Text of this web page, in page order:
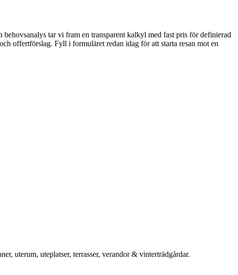
tar vi fram en transparent kalkyl med fast pris för definierad
offertförslag. Fyll i formuläret redan idag för att starta resan mot en
uterum, uteplatser, terrasser, verandor & vinterträdgårdar.